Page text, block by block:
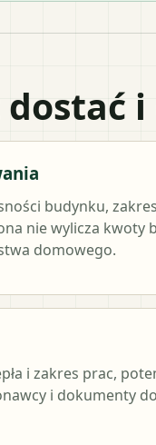
dostać
budynku,
nie wylicza kwoty
domowego.
i zakres prac,
i dokumenty